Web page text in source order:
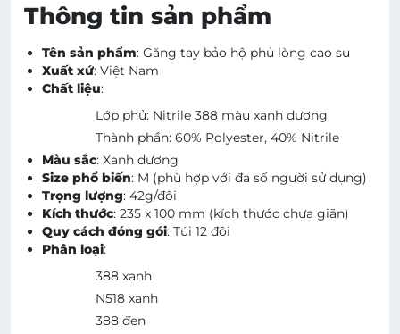
Thông tin sản phẩm
Tên sản phẩm: Găng tay bảo hộ phủ lòng cao su
Xuất xứ: Việt Nam
Chất liệu:
Lớp phủ: Nitrile 388 màu xanh dương
Thành phần: 60% Polyester, 40% Nitrile
Màu sắc: Xanh dương
Size phổ biến: M (phù hợp với đa số người sử dụng)
Trọng lượng: 42g/đôi
Kích thước: 235 x 100 mm (kích thước chưa giãn)
Quy cách đóng gói: Túi 12 đôi
Phân loại:
388 xanh
N518 xanh
388 đen